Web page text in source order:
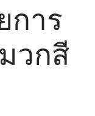
การ
วกสี